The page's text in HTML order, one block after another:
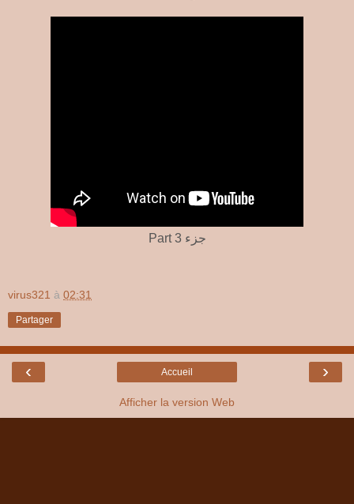
Part 3 جزء
virus321 à 02:31
Partager
‹ ›
Accueil
Afficher la version Web